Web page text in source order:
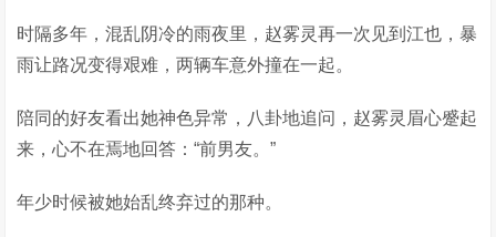
时隔多年，混乱阴冷的雨夜里，赵雾灵再一次见到江也，暴
雨让路况变得艰难，两辆车意外撞在一起。
陪同的好友看出她神色异常，八卦地追问，赵雾灵眉心蹙起
来，心不在焉地回答：“前男友。”
年少时候被她始乱终弃过的那种。